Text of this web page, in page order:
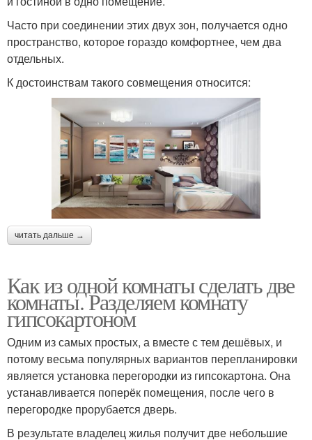
Часто при соединении этих двух зон, получается одно
пространство, которое гораздо комфортнее, чем два
отдельных.
К достоинствам такого совмещения относится:
читать дальше →
Как из одной комнаты сделать две
комнаты. Разделяем комнату
гипсокартоном
Одним из самых простых, а вместе с тем дешёвых, и
потому весьма популярных вариантов перепланировки
является установка перегородки из гипсокартона. Она
устанавливается поперёк помещения, после чего в
перегородке прорубается дверь.
В результате владелец жилья получит две небольшие